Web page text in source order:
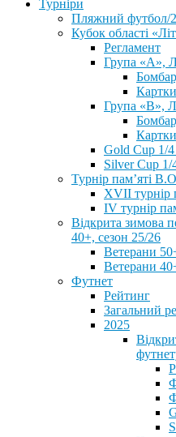
Турніри
Пляжний футбол/
Кубок області
Регламент
Група «А»,
Група «В»,
Gold Cup 1/
Silver Cup 1/
Турнір пам’яті
XVII турнір
IV турнір
Відкрита зимова
40+, сезон 25/26
Ветерани
Ветерани
Футнет
Рейтинг
Загальний
2025